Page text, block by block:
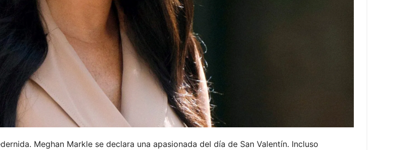
Meghan Markle se declara una apasionada del día de San Valentín. Incluso